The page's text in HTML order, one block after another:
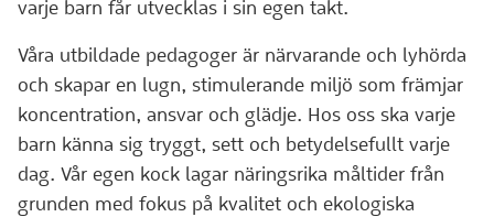
varje barn får utvecklas i sin egen takt.
Våra utbildade pedagoger är närvarande och lyhörda
och skapar en lugn, stimulerande miljö som främjar
koncentration, ansvar och glädje. Hos oss ska varje
barn känna sig tryggt, sett och betydelsefullt varje
dag. Vår egen kock lagar näringsrika måltider från
grunden med fokus på kvalitet och ekologiska